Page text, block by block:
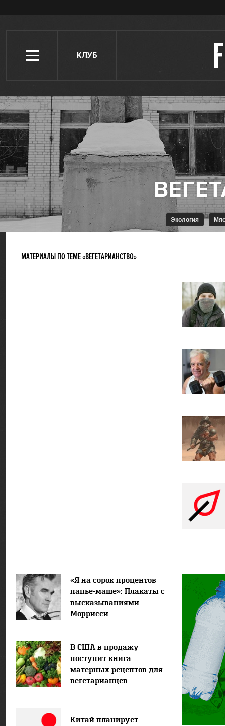
КЛУБ
Экология
МАТЕРИАЛЫ ПО ТЕМЕ «ВЕГЕТАРИАНСТВО»
«Я на сорок процентов
папье-маше»: Плакаты с
высказываниями
Моррисси
В США в продажу
поступит книга
матерных рецептов для
вегетарианцев
Китай планирует